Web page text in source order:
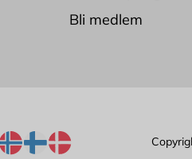
Bli medlem